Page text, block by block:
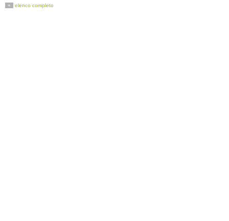
Pabillonis
+ elenco completo